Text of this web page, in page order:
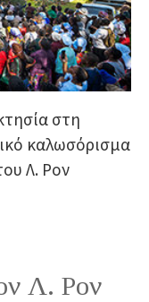
στη
καλωσόρισμα
Λ. Ρον
Λ. Ρον